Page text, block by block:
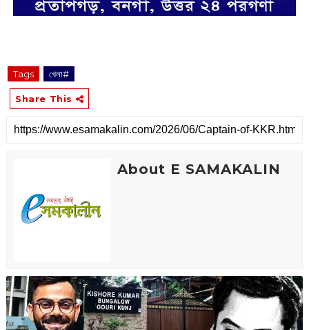
Tags খেলা#
Share This
About E SAMAKALIN